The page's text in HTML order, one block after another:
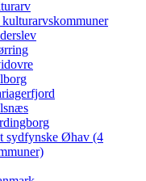
sydfynske Øhav (4